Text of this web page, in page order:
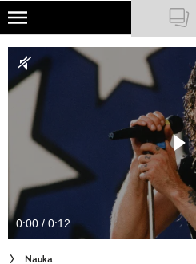
Skip
main
content
NATIONAL GEOGRAPHIC
TRAVELER
PODCASTY
Newsletter
Cuda Polski
0:00 / 0:12
Nauka